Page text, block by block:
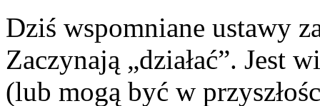
Dziś wspomniane ustawy
Zaczynają „działać”. Jest
(lub mogą być w